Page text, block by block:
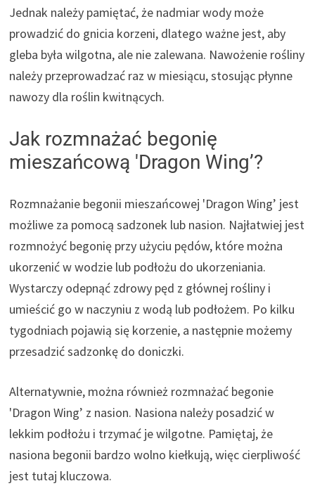
Jednak należy pamiętać, że nadmiar wody może
prowadzić do gnicia korzeni, dlatego ważne jest, aby
gleba była wilgotna, ale nie zalewana. Nawożenie rośliny
należy przeprowadzać raz w miesiącu, stosując płynne
nawozy dla roślin kwitnących.
Jak rozmnażać begonię
mieszańcową 'Dragon Wing’?
Rozmnażanie begonii mieszańcowej 'Dragon Wing’ jest
możliwe za pomocą sadzonek lub nasion. Najłatwiej jest
rozmnożyć begonię przy użyciu pędów, które można
ukorzenić w wodzie lub podłożu do ukorzeniania.
Wystarczy odepnąć zdrowy pęd z głównej rośliny i
umieścić go w naczyniu z wodą lub podłożem. Po kilku
tygodniach pojawią się korzenie, a następnie możemy
przesadzić sadzonkę do doniczki.
Alternatywnie, można również rozmnażać begonie
'Dragon Wing’ z nasion. Nasiona należy posadzić w
lekkim podłożu i trzymać je wilgotne. Pamiętaj, że
nasiona begonii bardzo wolno kiełkują, więc cierpliwość
jest tutaj kluczowa.